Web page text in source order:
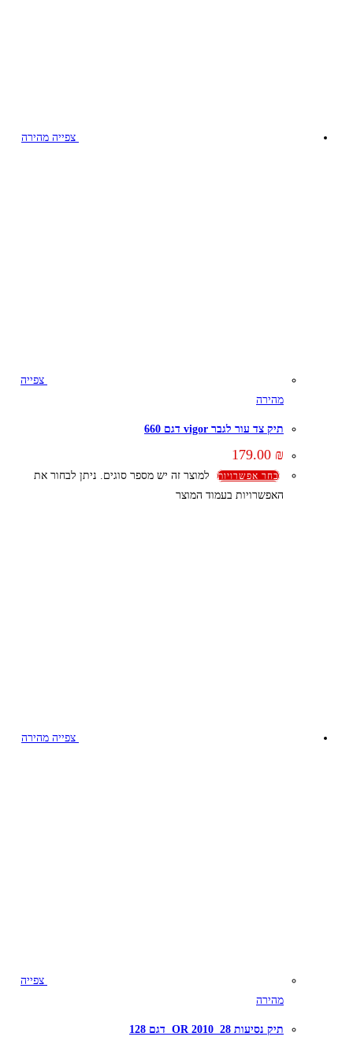
צפייה מהירה
צפייה
מהירה
תיק צד עור לגבר vigor דגם 660
179.00 ₪
בחר אפשרויות
למוצר זה יש מספר סוגים. ניתן לבחור את
האפשרויות בעמוד המוצר
צפייה מהירה
צפייה
מהירה
תיק נסיעות 28 OR 2010 דגם 128